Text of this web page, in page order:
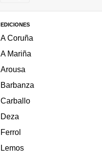
EDICIONES
A Coruña
A Mariña
Arousa
Barbanza
Carballo
Deza
Ferrol
Lemos